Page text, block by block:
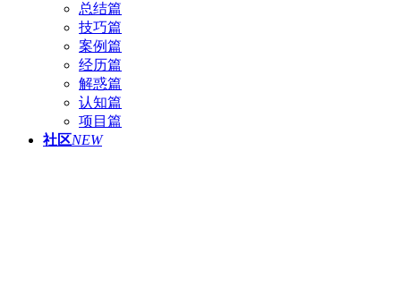
总结篇
技巧篇
案例篇
经历篇
解惑篇
认知篇
项目篇
社区NEW